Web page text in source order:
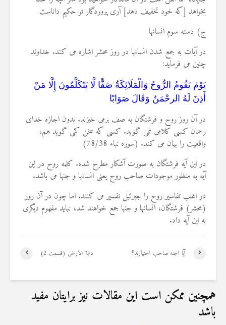
بخواهد [كه خود تخفيف دهد] آرى پروردگار تو حكيم داناست
ج) دسته سوم انسانها
در آیات به جمع شدن انسانها در روز محشر اشاره می کند. خداوند
چنین می فرماید:
يَوْمَ يَقُومُ الرُّوحُ وَالْمَلَائِكَةُ صَفًّا لَّا يَتَكَلَّمُونَ إِلَّا مَنْ
أَذِنَ لَهُ الرحْمَنُ وَقَالَ صَوَابًا
در آن روز روح و فرشتگان به صف برمی خیزند. بدون اجازه خدای
رحمان کسی کلامی نمی گوید. کسی که سخن کمی گوید هم،
واقعیت را بیان می کند. (سوره نباء 78/38)
در این آیه فرشتگان به صورت آشکار مطرح شده. کلمه روح در این
آیه به منظور موجودات صاحب روح یعنی انسانها و جنها می باشد.
در اغلب تفاسیر روح را جبرئیل تفسیر می کنند. اما چون در آن روز
(محشر) فرشتگان، انسانها و جنها جمع خواهند شد، نباید مفهوم دیگری
به این آیه داد.
دابة الارض (قسمت 2) آیا اجنه صاحب اختیارند؟
همچنین ممکن است این مقالات نیز برایتان مفید
باشد